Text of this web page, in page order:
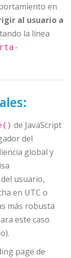
en
al usuario a
la línea
de JavaScript
del
global y
usuario,
en UTC o
más robusta
este caso
page de